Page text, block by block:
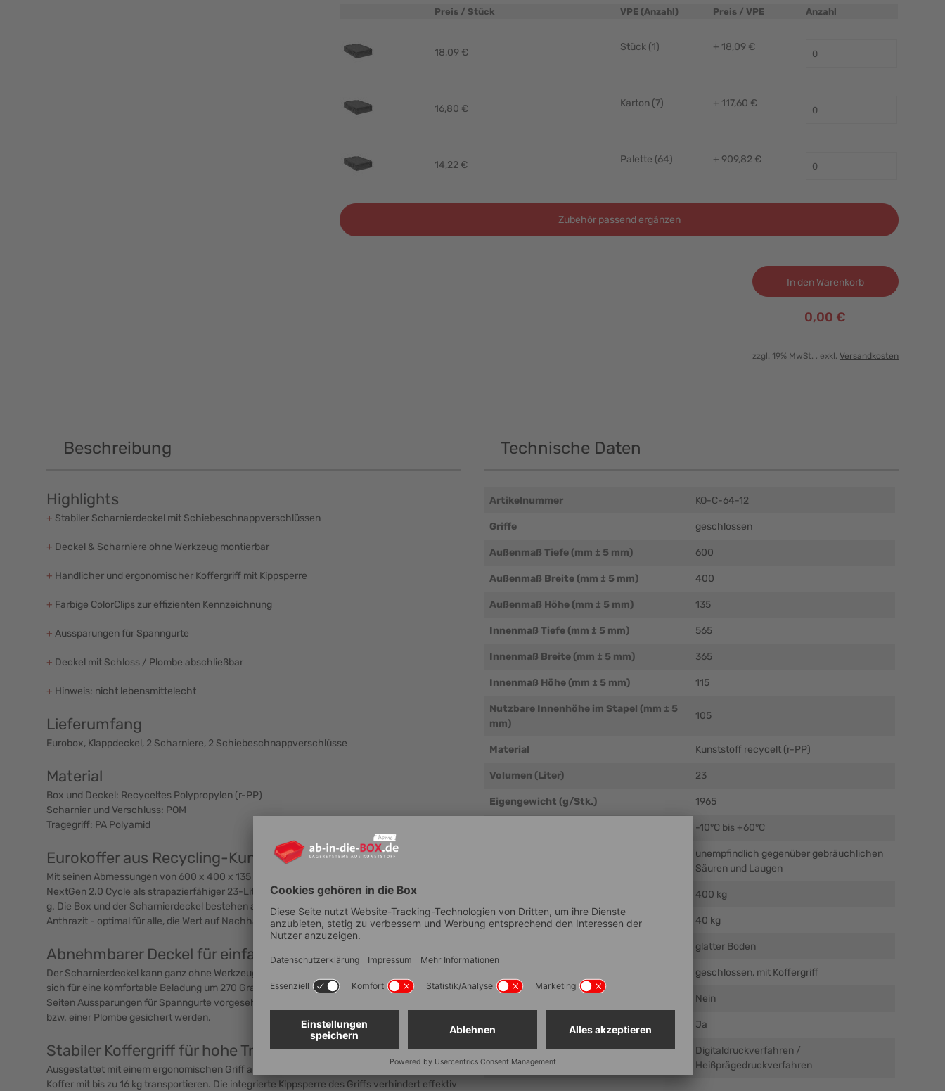
Preis / Stück VPE (Anzahl) Preis / VPE Anzahl
18,09 € Stück (1) + 18,09 €
16,80 € Karton (7) + 117,60 €
14,22 € Palette (64) + 909,82 €
Zubehör passend ergänzen
In den Warenkorb
0,00 €
zzgl. 19% MwSt. , exkl. Versandkosten
Beschreibung
Highlights
+ Stabiler Scharnierdeckel mit Schiebeschnappverschlüssen
+ Deckel & Scharniere ohne Werkzeug montierbar
+ Handlicher und ergonomischer Koffergriff mit Kippsperre
+ Farbige ColorClips zur effizienten Kennzeichnung
+ Aussparungen für Spanngurte
+ Deckel mit Schloss / Plombe abschließbar
+ Hinweis: nicht lebensmittelecht
Lieferumfang
Eurobox, Klappdeckel, 2 Scharniere, 2 Schiebeschnappverschlüsse
Material
Box und Deckel: Recyceltes Polypropylen (r-PP)
Scharnier und Verschluss: POM
Tragegriff: PA Polyamid
Eurokoffer aus Recycling-Kunststoff
Mit seinen Abmessungen von 600 x 400 x 135 mm präsentiert sich der Portable - Eurokoffer
NextGen 2.0 Cycle als strapazierfähiger 23-Liter-Behälter mit einem Leergewicht von 1.965
g. Die Box und der Scharnierdeckel bestehen aus Recycling-Kunststoff (r-PP) in trendigem
Anthrazit - optimal für alle, die Wert auf Nachhaltigkeit legen.
Abnehmbarer Deckel für einfachen Zugang
Der Scharnierdeckel kann ganz ohne Werkzeuge angebracht oder entfernt werden und lässt
sich für eine komfortable Beladung um 270 Grad öffnen. Für zusätzlichen Schutz sind an den
Seiten Aussparungen für Spanngurte vorgesehen und der Deckel kann mit einem Schloss
bzw. einer Plombe gesichert werden.
Stabiler Koffergriff für hohe Traglasten
Ausgestattet mit einem ergonomischen Griff aus Polyamid (PA) lässt sich die Box wie ein
Koffer mit bis zu 16 kg transportieren. Die integrierte Kippsperre des Griffs verhindert effektiv
Technische Daten
Artikelnummer KO-C-64-12
Griffe geschlossen
Außenmaß Tiefe (mm ± 5 mm) 600
Außenmaß Breite (mm ± 5 mm) 400
Außenmaß Höhe (mm ± 5 mm) 135
Innenmaß Tiefe (mm ± 5 mm) 565
Innenmaß Breite (mm ± 5 mm) 365
Innenmaß Höhe (mm ± 5 mm) 115
Nutzbare Innenhöhe im Stapel (mm ± 5
mm)
105
Material Kunststoff recycelt (r-PP)
Volumen (Liter) 23
Eigengewicht (g/Stk.) 1965
-10°C bis +60°C
unempfindlich gegenüber gebräuchlichen
Säuren und Laugen
400 kg
Traglast 40 kg
glatter Boden
geschlossen, mit Koffergriff
Nein
Ja
Optionen zur Kennzeichnung
Digitaldruckverfahren /
Heißprägedruckverfahren